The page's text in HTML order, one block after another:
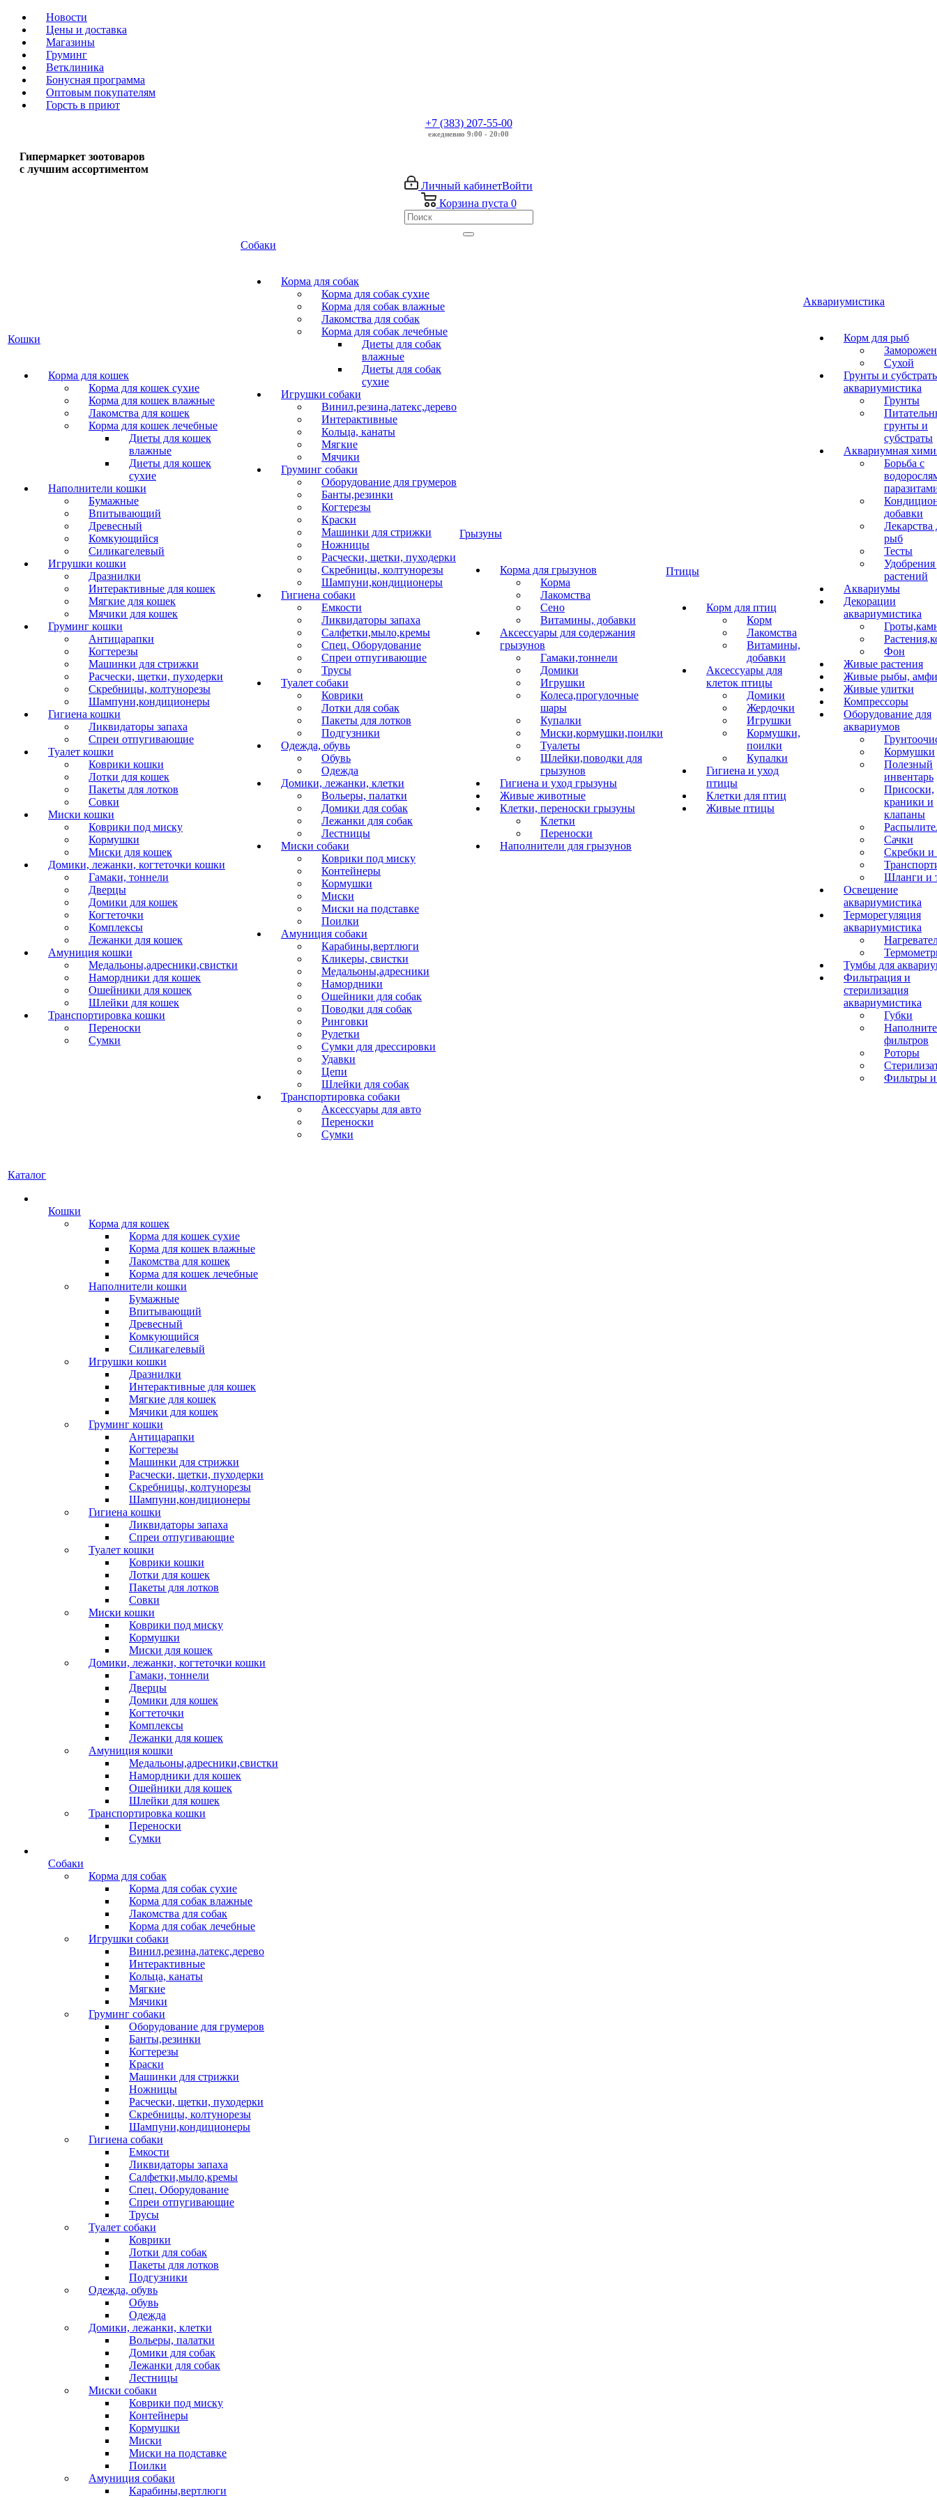
Новости
Цены и доставка
Магазины
Груминг
Ветклиника
Бонусная программа
Оптовым покупателям
Горсть в приют
+7 (383) 207-55-00
ежедневно 9:00 - 20:00
Гипермаркет зоотоваров
с лучшим ассортиментом
Личный кабинетВойти
Корзина пуста 0
Кошки
Корма для кошек
Корма для кошек сухие
Корма для кошек влажные
Лакомства для кошек
Корма для кошек лечебные
Диеты для кошек
влажные
Диеты для кошек
сухие
Наполнители кошки
Бумажные
Впитывающий
Древесный
Комкующийся
Силикагелевый
Игрушки кошки
Дразнилки
Интерактивные для кошек
Мягкие для кошек
Мячики для кошек
Груминг кошки
Антицарапки
Когтерезы
Машинки для стрижки
Расчески, щетки, пуходерки
Скребницы, колтунорезы
Шампуни,кондиционеры
Гигиена кошки
Ликвидаторы запаха
Спреи отпугивающие
Туалет кошки
Коврики кошки
Лотки для кошек
Пакеты для лотков
Совки
Миски кошки
Коврики под миску
Кормушки
Миски для кошек
Домики, лежанки, когтеточки кошки
Гамаки, тоннели
Дверцы
Домики для кошек
Когтеточки
Комплексы
Лежанки для кошек
Амуниция кошки
Медальоны,адресники,свистки
Намордники для кошек
Ошейники для кошек
Шлейки для кошек
Транспортировка кошки
Переноски
Сумки
Собаки
Корма для собак
Корма для собак сухие
Корма для собак влажные
Лакомства для собак
Корма для собак лечебные
Диеты для собак
влажные
Диеты для собак
сухие
Игрушки собаки
Винил,резина,латекс,дерево
Интерактивные
Кольца, канаты
Мягкие
Мячики
Груминг собаки
Оборудование для грумеров
Банты,резинки
Когтерезы
Краски
Машинки для стрижки
Ножницы
Расчески, щетки, пуходерки
Скребницы, колтунорезы
Шампуни,кондиционеры
Гигиена собаки
Емкости
Ликвидаторы запаха
Салфетки,мыло,кремы
Спец. Оборудование
Спреи отпугивающие
Трусы
Туалет собаки
Коврики
Лотки для собак
Пакеты для лотков
Подгузники
Одежда, обувь
Обувь
Одежда
Домики, лежанки, клетки
Вольеры, палатки
Домики для собак
Лежанки для собак
Лестницы
Миски собаки
Коврики под миску
Контейнеры
Кормушки
Миски
Миски на подставке
Поилки
Амуниция собаки
Карабины,вертлюги
Кликеры, свистки
Медальоны,адресники
Намордники
Ошейники для собак
Поводки для собак
Ринговки
Рулетки
Сумки для дрессировки
Удавки
Цепи
Шлейки для собак
Транспортировка собаки
Аксессуары для авто
Переноски
Сумки
Грызуны
Корма для грызунов
Корма
Лакомства
Сено
Витамины, добавки
Аксессуары для содержания
грызунов
Гамаки,тоннели
Домики
Игрушки
Колеса,прогулочные
шары
Купалки
Миски,кормушки,поилки
Туалеты
Шлейки,поводки для
грызунов
Гигиена и уход грызуны
Живые животные
Клетки, переноски грызуны
Клетки
Переноски
Наполнители для грызунов
Птицы
Корм для птиц
Корм
Лакомства
Витамины,
добавки
Аксессуары для
клеток птицы
Домики
Жердочки
Игрушки
Кормушки,
поилки
Купалки
Гигиена и уход
птицы
Клетки для птиц
Живые птицы
Аквариумистика
Корм для рыб
Сухой
Грунты и
аквариумистика
Грунты
грунты и
субстраты
Аквариумная
Борьба с
добавки
Лекарства
рыб
Тесты
Удобрения
растений
Аквариумы
Декорации
аквариумистика
Фон
Живые растения
Живые рыбы,
Живые улитки
Компрессоры
Оборудование для
аквариумов
Кормушки
Полезный
инвентарь
Присоски,
краники и
клапаны
Сачки
Скребки и
Шланги и
Освещение
аквариумистика
Терморегуляция
аквариумистика
Тумбы для
Фильтрация и
стерилизация
аквариумистика
Губки
фильтров
Роторы
Фильтры
Каталог
Кошки
Корма для кошек
Корма для кошек сухие
Корма для кошек влажные
Лакомства для кошек
Корма для кошек лечебные
Наполнители кошки
Бумажные
Впитывающий
Древесный
Комкующийся
Силикагелевый
Игрушки кошки
Дразнилки
Интерактивные для кошек
Мягкие для кошек
Мячики для кошек
Груминг кошки
Антицарапки
Когтерезы
Машинки для стрижки
Расчески, щетки, пуходерки
Скребницы, колтунорезы
Шампуни,кондиционеры
Гигиена кошки
Ликвидаторы запаха
Спреи отпугивающие
Туалет кошки
Коврики кошки
Лотки для кошек
Пакеты для лотков
Совки
Миски кошки
Коврики под миску
Кормушки
Миски для кошек
Домики, лежанки, когтеточки кошки
Гамаки, тоннели
Дверцы
Домики для кошек
Когтеточки
Комплексы
Лежанки для кошек
Амуниция кошки
Медальоны,адресники,свистки
Намордники для кошек
Ошейники для кошек
Шлейки для кошек
Транспортировка кошки
Переноски
Сумки
Собаки
Корма для собак
Корма для собак сухие
Корма для собак влажные
Лакомства для собак
Корма для собак лечебные
Игрушки собаки
Винил,резина,латекс,дерево
Интерактивные
Кольца, канаты
Мягкие
Мячики
Груминг собаки
Оборудование для грумеров
Банты,резинки
Когтерезы
Краски
Машинки для стрижки
Ножницы
Расчески, щетки, пуходерки
Скребницы, колтунорезы
Шампуни,кондиционеры
Гигиена собаки
Емкости
Ликвидаторы запаха
Салфетки,мыло,кремы
Спец. Оборудование
Спреи отпугивающие
Трусы
Туалет собаки
Коврики
Лотки для собак
Пакеты для лотков
Подгузники
Одежда, обувь
Обувь
Одежда
Домики, лежанки, клетки
Вольеры, палатки
Домики для собак
Лежанки для собак
Лестницы
Миски собаки
Коврики под миску
Контейнеры
Кормушки
Миски
Миски на подставке
Поилки
Амуниция собаки
Карабины,вертлюги